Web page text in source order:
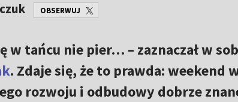
OBSERWUJ
w tańcu nie pier… – zaznaczał w
. Zdaje się, że to prawda: weekend
rozwoju i odbudowy dobrze